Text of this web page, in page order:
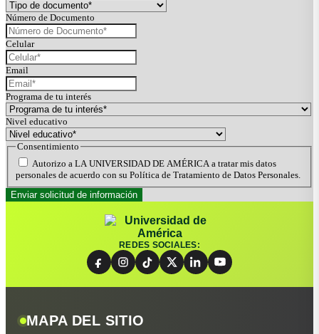
Número de Documento
Celular
Email
Programa de tu interés
Nivel educativo
Consentimiento
Autorizo a LA UNIVERSIDAD DE AMÉRICA a tratar mis datos
personales de acuerdo con su Política de Tratamiento de Datos Personales.
REDES SOCIALES:
MAPA DEL SITIO